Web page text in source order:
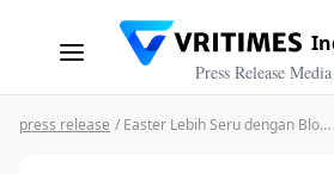
Press Release Media
press release / Easter Lebih Seru dengan Blossom Beyond di Hublife